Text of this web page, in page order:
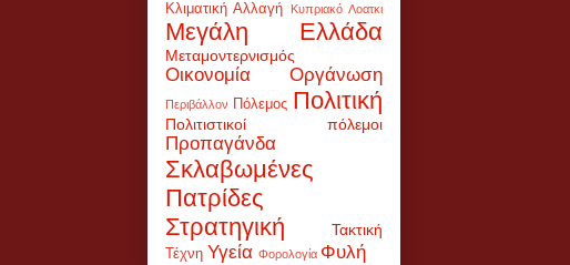
Κλιματική Αλλαγή Κυπριακό Λοατκι
Μεγάλη Ελλάδα
Μεταμοντερνισμός
Οικονομία Οργάνωση
Περιβάλλον Πόλεμος Πολιτική
Πολιτιστικοί πόλεμοι
Προπαγάνδα
Σκλαβωμένες
Πατρίδες
Στρατηγική
Τακτική
Τέχνη Υγεία Φορολογία Φυλή